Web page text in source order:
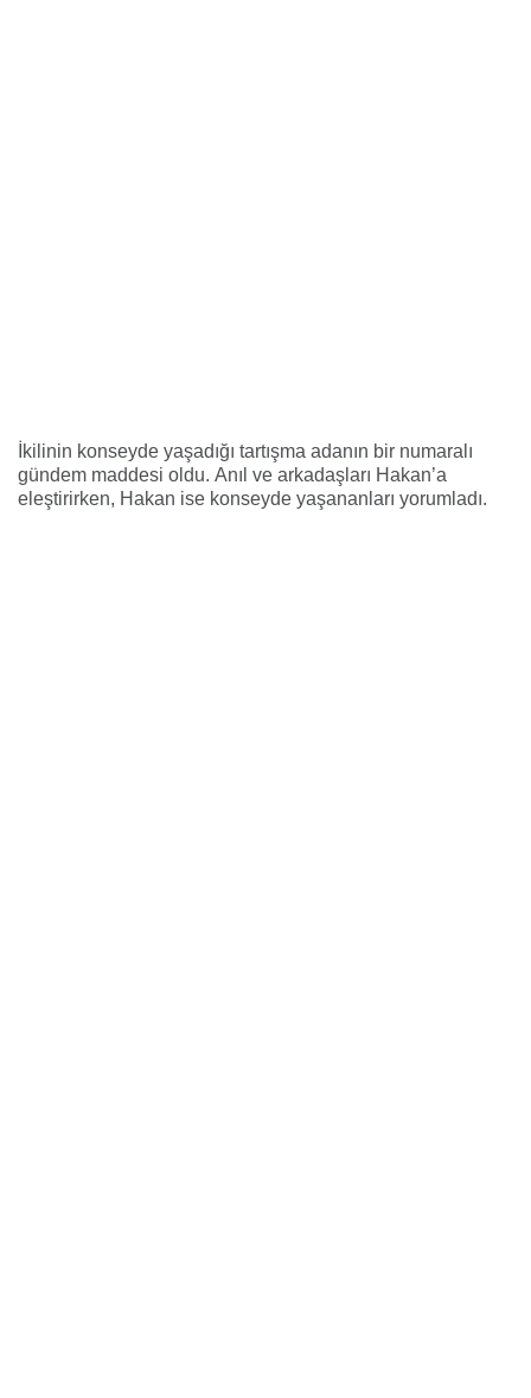
İkilinin konseyde yaşadığı tartışma adanın bir numaralı
gündem maddesi oldu. Anıl ve arkadaşları Hakan’a
eleştirirken, Hakan ise konseyde yaşananları yorumladı.